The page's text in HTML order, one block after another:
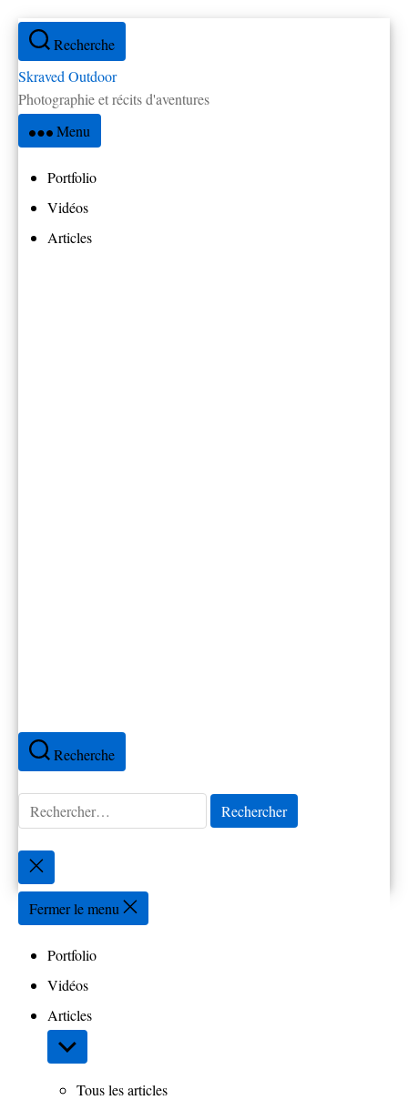
Aller
contenu
Recherche
Skraved Outdoor
Photographie et récits d'aventures
Menu
Portfolio
Vidéos
Articles
Recherche
Rechercher :
Fermer
la
recherche
Fermer le menu
Portfolio
Vidéos
Articles
Afficher
le
sous-Tous les articles